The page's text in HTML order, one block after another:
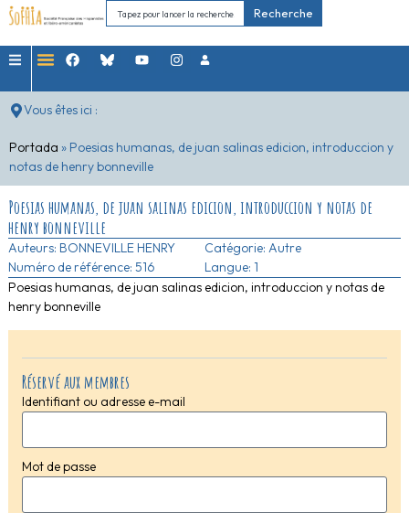
Recherche
Vous êtes ici :
Portada » Poesias humanas, de juan salinas edicion, introduccion y
notas de henry bonneville
Réservé aux membres
Identifiant ou adresse e-mail
Mot de passe
Poesias humanas, de juan salinas edicion, introduccion y notas de
henry bonneville
Auteurs: BONNEVILLE HENRY
Numéro de référence: 516
Catégorie: Autre
Langue: 1
Poesias humanas, de juan salinas edicion, introduccion y notas de
henry bonneville